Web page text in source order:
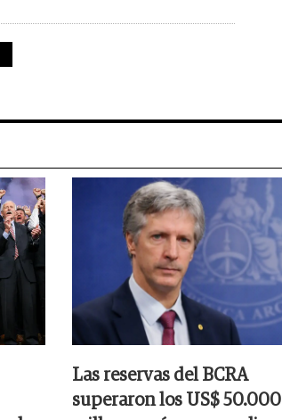
Las reservas del BCRA
superaron los US$ 50.000